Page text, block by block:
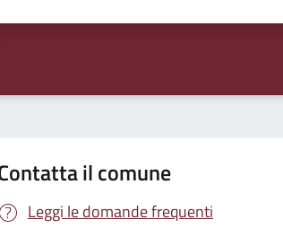
il comune
Leggi le domande frequenti